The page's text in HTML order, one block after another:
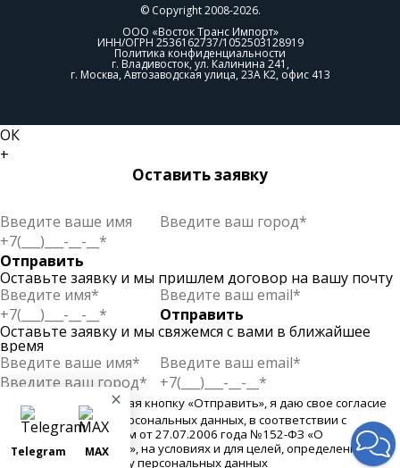
© Copyright 2008-2026.
ООО «Восток Транс Импорт»
ИНН/ОГРН 2536162737/1052503128919
Политика конфиденциальности
г. Владивосток, ул. Калинина 241,
г. Москва, Автозаводская улица, 23А К2, офис 413
×
Telegram MAX
ОК
+
Оставить заявку
Отправить
Оставьте заявку и мы пришлем договор на вашу почту
Отправить
Оставьте заявку и мы свяжемся с вами в ближайшее
время
Отправить Нажимая кнопку «Отправить», я даю свое согласие
на обработку моих персональных данных, в соответствии с
Федеральным законом от 27.07.2006 года №152-ФЗ «О
персональных данных», на условиях и для целей, определенных в
Согласии на обработку персональных данных